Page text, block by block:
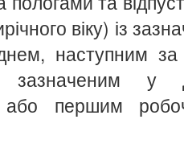
віку) із
наступним за
зазначеним
або першим